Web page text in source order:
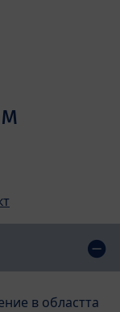
в областта